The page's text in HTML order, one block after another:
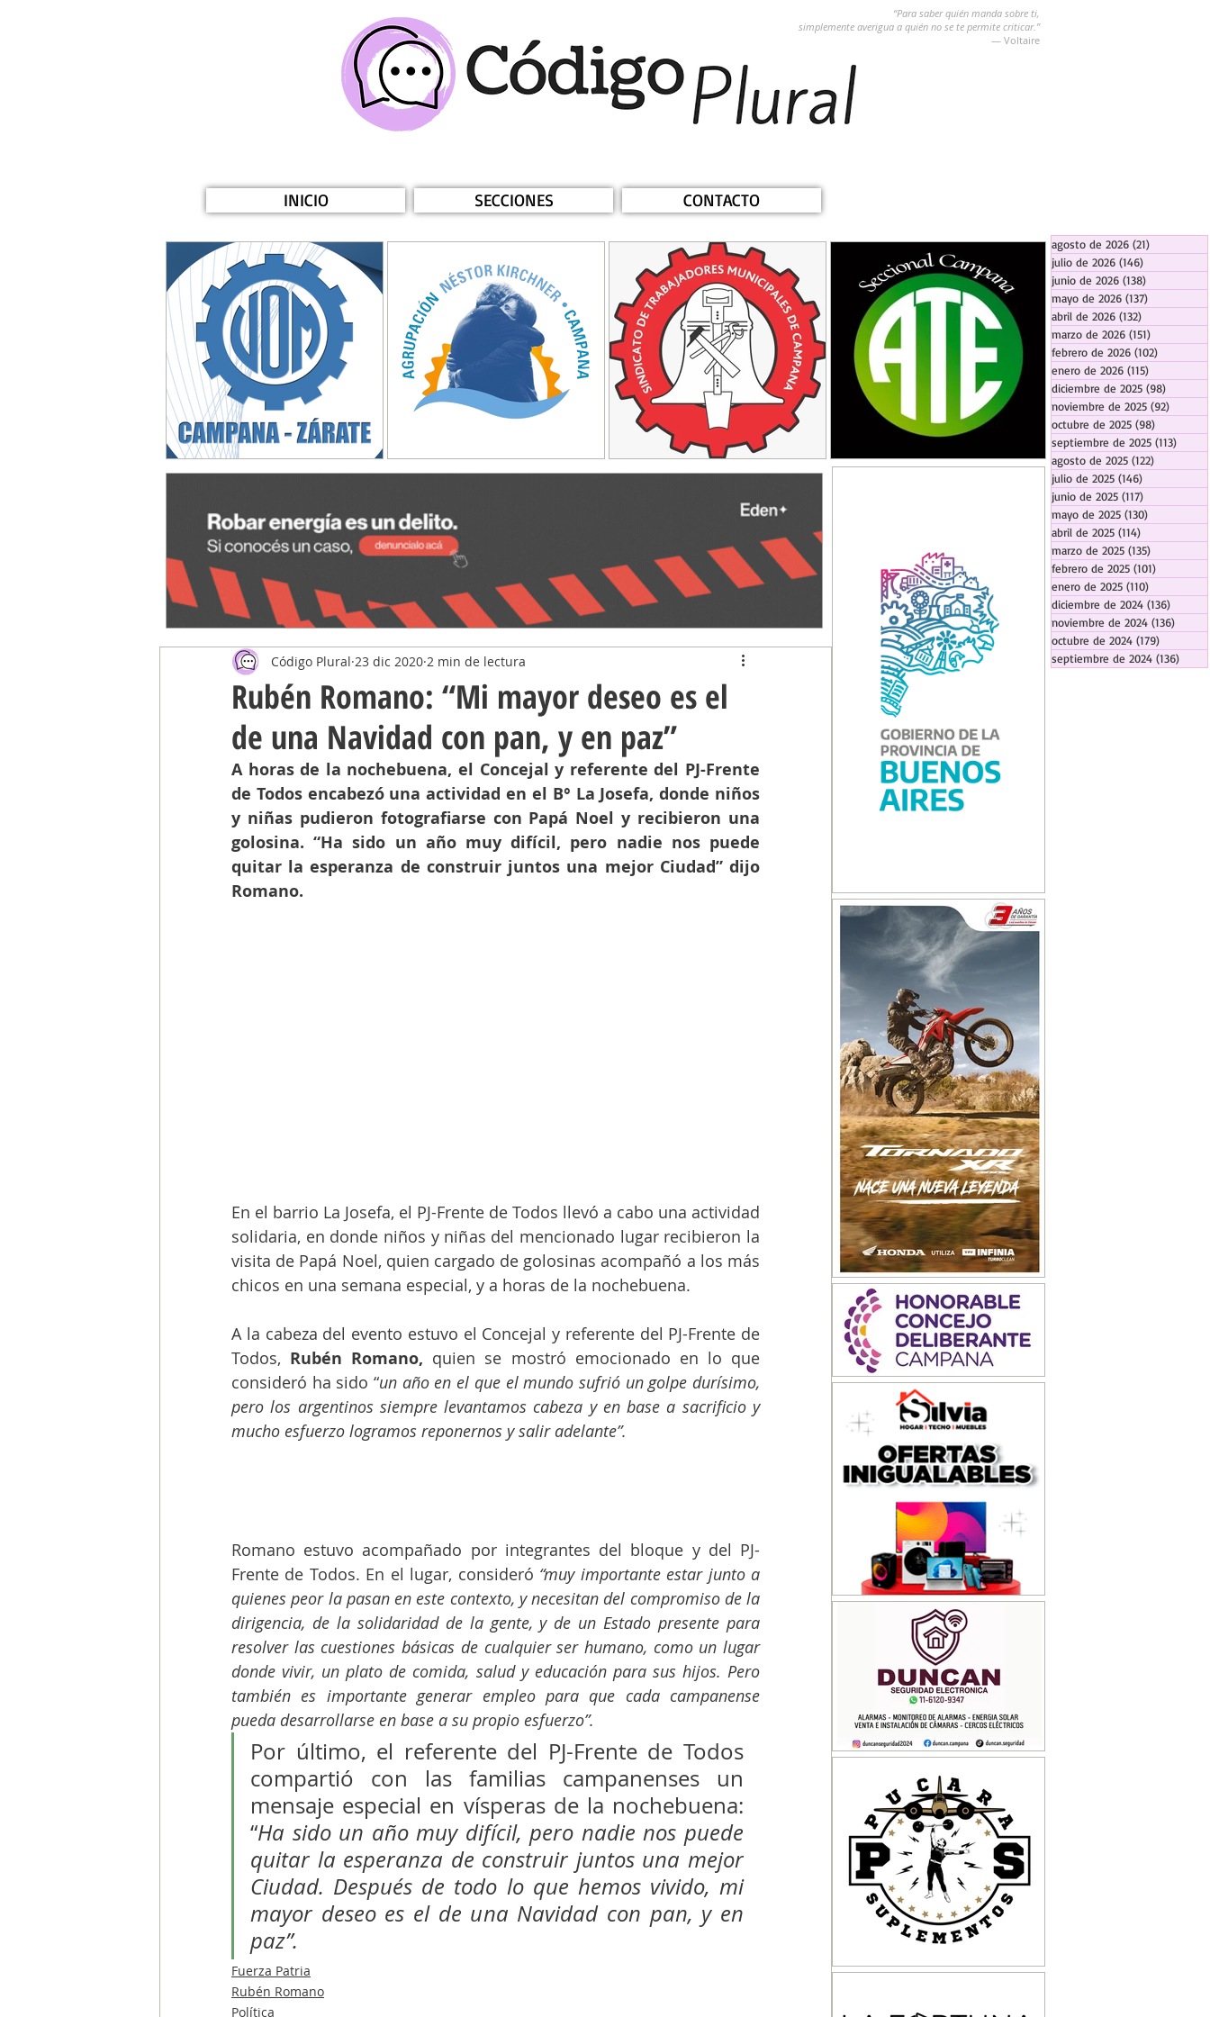
“Para saber quién manda sobre ti,
simplemente averigua a quién no se te permite criticar.”
― Voltaire
INICIO SECCIONES CONTACTO
Rubén Romano: “Mi mayor deseo es el
de una Navidad con pan, y en paz”
Código Plural 23 dic 2020 2 min de lectura
A horas de la nochebuena, el Concejal y referente del PJ-Frente
de Todos encabezó una actividad en el B° La Josefa, donde niños
y niñas pudieron fotografiarse con Papá Noel y recibieron una
golosina. “Ha sido un año muy difícil, pero nadie nos puede
quitar la esperanza de construir juntos una mejor Ciudad” dijo
Romano.
En el barrio La Josefa, el PJ-Frente de Todos llevó a cabo una actividad
solidaria, en donde niños y niñas del mencionado lugar recibieron la
visita de Papá Noel, quien cargado de golosinas acompañó a los más
chicos en una semana especial, y a horas de la nochebuena.
A la cabeza del evento estuvo el Concejal y referente del PJ-Frente de
Todos, Rubén Romano, quien se mostró emocionado en lo que
consideró ha sido “un año en el que el mundo sufrió un golpe durísimo,
pero los argentinos siempre levantamos cabeza y en base a sacrificio y
mucho esfuerzo logramos reponernos y salir adelante”.
Romano estuvo acompañado por integrantes del bloque y del PJ-
Frente de Todos. En el lugar, consideró “muy importante estar junto a
quienes peor la pasan en este contexto, y necesitan del compromiso de la
dirigencia, de la solidaridad de la gente, y de un Estado presente para
resolver las cuestiones básicas de cualquier ser humano, como un lugar
donde vivir, un plato de comida, salud y educación para sus hijos. Pero
también es importante generar empleo para que cada campanense
pueda desarrollarse en base a su propio esfuerzo”.
Por último, el referente del PJ-Frente de Todos
compartió con las familias campanenses un
mensaje especial en vísperas de la nochebuena:
“Ha sido un año muy difícil, pero nadie nos puede
quitar la esperanza de construir juntos una mejor
Ciudad. Después de todo lo que hemos vivido, mi
mayor deseo es el de una Navidad con pan, y en
paz”.
Fuerza Patria
Rubén Romano
Política
agosto de 2026 (21)
julio de 2026 (146)
junio de 2026 (138)
mayo de 2026 (137)
abril de 2026 (132)
marzo de 2026 (151)
febrero de 2026 (102)
enero de 2026 (115)
diciembre de 2025 (98)
noviembre de 2025 (92)
octubre de 2025 (98)
septiembre de 2025 (113)
agosto de 2025 (122)
julio de 2025 (146)
junio de 2025 (117)
mayo de 2025 (130)
abril de 2025 (114)
marzo de 2025 (135)
febrero de 2025 (101)
enero de 2025 (110)
diciembre de 2024 (136)
noviembre de 2024 (136)
octubre de 2024 (179)
septiembre de 2024 (136)